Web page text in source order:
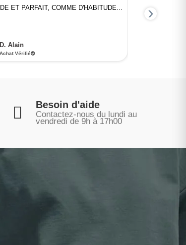
ET PARFAIT, COMME D'HABITUDE...
D. Alain
Achat Vérifié
›
Besoin d'aide
Contactez-nous du lundi au
vendredi de 9h à 17h00